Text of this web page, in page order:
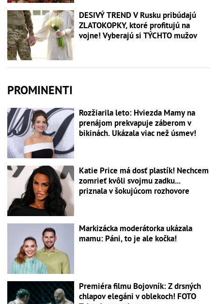
DESIVÝ TREND V Rusku pribúdajú
ZLATOKOPKY, ktoré profitujú na
vojne! Vyberajú si TÝCHTO mužov
PROMINENTI
Rozžiarila leto: Hviezda Mamy na
prenájom prekvapuje záberom v
bikinách. Ukázala viac než úsmev!
Katie Price má dosť plastík! Nechcem
zomrieť kvôli svojmu zadku...
priznala v šokujúcom rozhovore
Markizácka moderátorka ukázala
mamu: Páni, to je ale kočka!
Premiéra filmu Bojovník: Z drsných
chlapov elegáni v oblekoch! FOTO